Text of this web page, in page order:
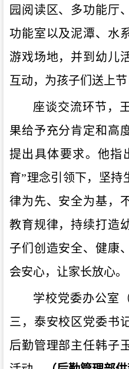
园阅读区、多功能厅
功能室以及泥潭、水
游戏场地，并到幼儿
互动，为孩子们送上节
座谈交流环节，
果给予充分肯定和高
提出具体要求。他指
育”理念引领下，坚持
律为先、安全为基，
教育规律，持续打造
子们创造安全、健康
会安心，让家长放心。
学校党委办公室
三，泰安校区党委书
后勤管理部主任韩子